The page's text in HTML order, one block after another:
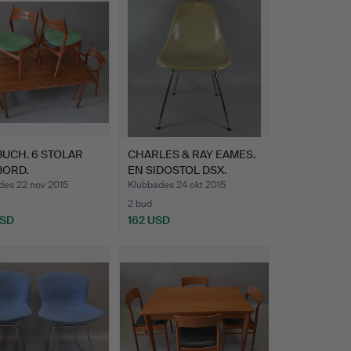
6 STOLAR
22 nov 2015
CHARLES & RAY EAMES.
EN SIDOSTOL DSX.
Klubbades 24 okt 2015
2 bud
162 USD